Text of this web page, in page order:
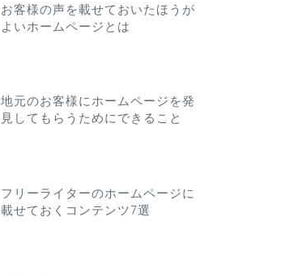
お客様の声を載せておいたほうが
よいホームページとは
地元のお客様にホームページを発
見してもらうためにできること
フリーライターのホームページに
載せておくコンテンツ7選